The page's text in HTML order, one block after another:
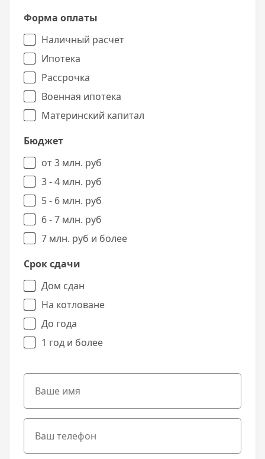
Форма оплаты
Наличный расчет
Ипотека
Рассрочка
Военная ипотека
Материнский капитал
Бюджет
от 3 млн. руб
3 - 4 млн. руб
5 - 6 млн. руб
6 - 7 млн. руб
7 млн. руб и более
Срок сдачи
Дом сдан
На котловане
До года
1 год и более